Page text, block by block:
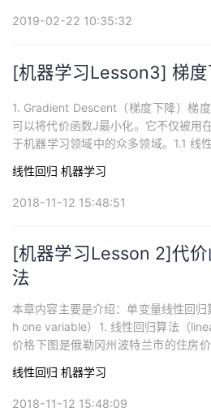
它们。此外，这些术语也是可以映射到
2019-02-22 10:35:32
[机器学习Lesson3] 梯
1. Gradient Descent（梯度下降）梯
可以将代价函数J最小化。它不仅被用
于机器学习领域中的众多领域。1.1 线
一些猜测通常将初θ0,θ1初始化为0在
的一点点改变θ0和θ1试图通过这种改...
线性回归 机器学习
2018-11-12 15:48:51
[机器学习Lesson 2]代
法
本章内容主要是介绍：单变量线性回
h one variable）1. 线性回归算法（
价格下图是俄勒冈州波特兰市的住房
ervised'Learning'）:对示例数据给出“
ss...
线性回归 机器学习
2018-11-12 15:48:09